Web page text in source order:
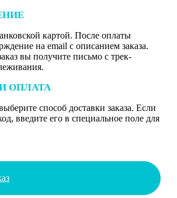
картой. После оплаты
на email с описанием заказа.
вы получите письмо с трек-
ОПЛАТА
способ доставки заказа. Если
введите его в специальное поле для